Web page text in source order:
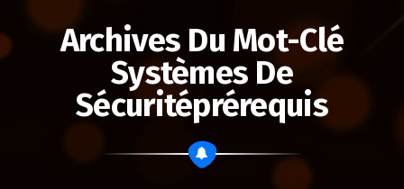
Archives Du Mot-Clé
Systèmes De
Sécuritéprérequis